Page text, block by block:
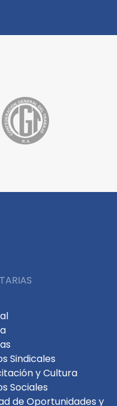
Sindicales
y Cultura
Sociales
de Oportunidades y